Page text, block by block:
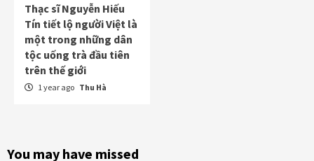
Thạc sĩ Nguyễn Hiếu
Tín tiết lộ người Việt là
một trong những dân
tộc uống trà đầu tiên
trên thế giới
1 year ago Thu Hà
You may have missed